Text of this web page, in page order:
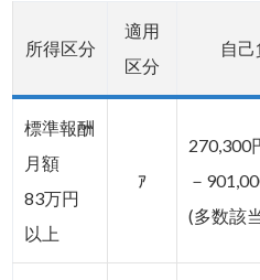
所得区分
適用
区分
自
標準報酬
月額
83万円
以上
ｱ
270,300
－
(多数該